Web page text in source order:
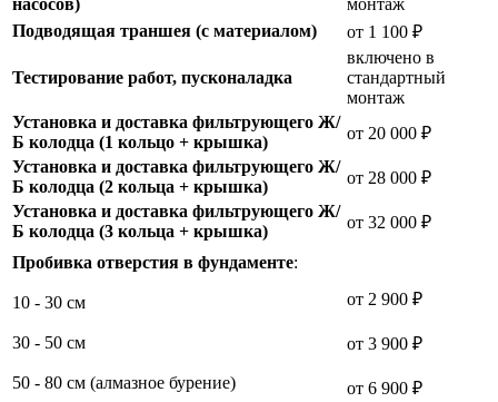
Подводящая траншея (с материалом)
от 1 100 ₽
Тестирование работ, пусконаладка
включено в
стандартный
монтаж
Установка и доставка фильтрующего Ж/
Б колодца (1 кольцо + крышка)
от 20 000 ₽
Установка и доставка фильтрующего Ж/
Б колодца (2 кольца + крышка)
от 28 000 ₽
Установка и доставка фильтрующего Ж/
Б колодца (3 кольца + крышка)
от 32 000 ₽
Пробивка отверстия в фундаменте:
10 - 30 см
30 - 50 см
50 - 80 см (алмазное бурение)
от 2 900 ₽
от 3 900 ₽
от 6 900 ₽